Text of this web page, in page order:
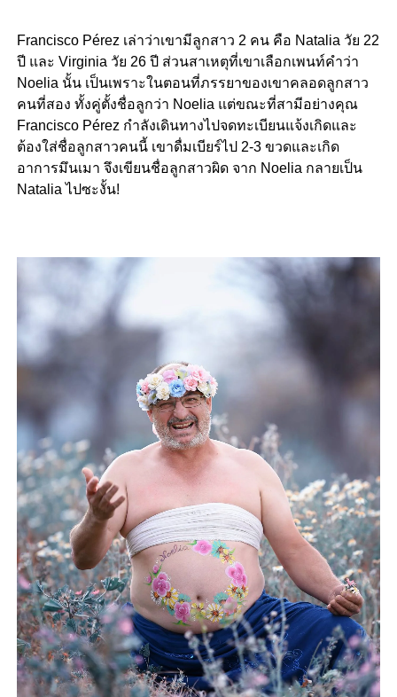
Francisco Pérez เล่าว่าเขามีลูกสาว 2 คน คือ Natalia วัย 22
ปี และ Virginia วัย 26 ปี ส่วนสาเหตุที่เขาเลือกเพนท์คำว่า
Noelia นั้น เป็นเพราะในตอนที่ภรรยาของเขาคลอดลูกสาว
คนที่สอง ทั้งคู่ตั้งชื่อลูกว่า Noelia แต่ขณะที่สามีอย่างคุณ
Francisco Pérez กำลังเดินทางไปจดทะเบียนแจ้งเกิดและ
ต้องใส่ชื่อลูกสาวคนนี้ เขาดื่มเบียร์ไป 2-3 ขวดและเกิด
อาการมึนเมา จึงเขียนชื่อลูกสาวผิด จาก Noelia กลายเป็น
Natalia ไปซะงั้น!